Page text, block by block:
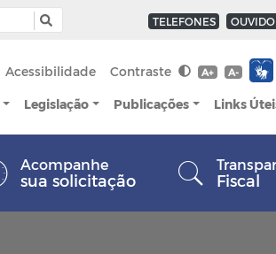
TELEFONES
Acessibilidade Contraste A+ A-
Legislação Publicações Links
Acompanhe
sua solicitação Fiscal